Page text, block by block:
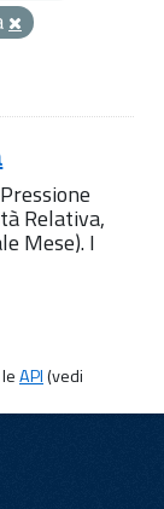
Relativa,
Mese). I
API(vedi